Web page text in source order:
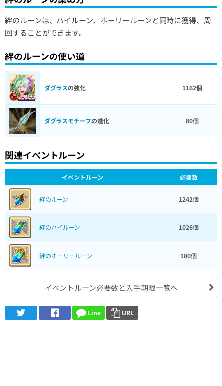
絆のルーンは、ハイルーン、ホーリールーンと同時に獲得、周
回することができます。
絆のルーンの使い道
ダグラスの強化 1162個
ダグラスモチーフの進化 80個
関連イベントルーン
イベントルーン 必要数
絆のルーン 1242個
絆のハイルーン 1026個
絆のホーリールーン 180個
イベントルーン必要数と入手期限一覧へ
Line URL